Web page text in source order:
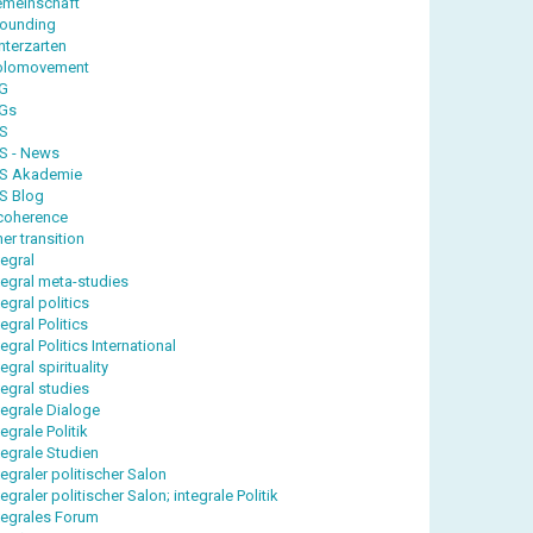
- News
Akademie
Blog
transition
meta-studies
politics
Politics
Politics International
spirituality
studies
Dialoge
Politik
Studien
politischer Salon
politischer Salon; integrale Politik
Forum